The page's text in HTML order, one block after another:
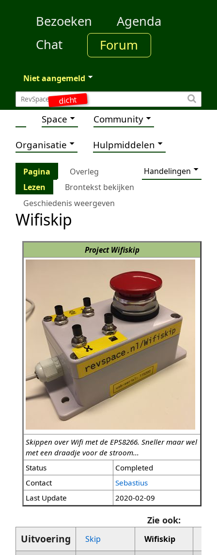
dicht
Bezoeken
Agenda
Chat
Forum
Niet aangemeld
Space Community
Organisatie Hulpmiddelen
Pagina Overleg
Handelingen
Lezen
Brontekst bekijken
Geschiedenis weergeven
Wifiskip
Project Wifiskip
Skippen over Wifi met de EPS8266. Sneller maar wel
met een draadje voor de stroom...
Status
Completed
Contact
Sebastius
Last Update
2020-02-09
Zie ook:
Uitvoering Skip Wifiskip